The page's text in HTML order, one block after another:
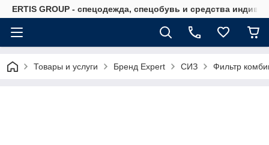
ERTIS GROUP - спецодежда, спецобувь и средства
Товары и услуги Бренд Expert СИЗ Фильтр